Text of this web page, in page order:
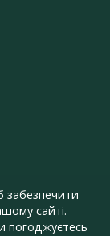
сайті.
погоджуєтесь